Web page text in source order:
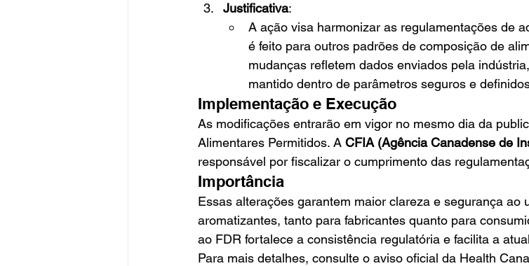
Justificativa:
A ação visa harmonizar as regulamentações de
é feito para outros padrões de composição de
mudanças refletem dados enviados pela
mantido dentro de parâmetros seguros e
Implementação e Execução
As modificações entrarão em vigor no mesmo dia da
Alimentares Permitidos. A CFIA (Agência Canadense de
responsável por fiscalizar o cumprimento das
Importância
Essas alterações garantem maior clareza e segurança ao
aromatizantes, tanto para fabricantes quanto para
ao FDR fortalece a consistência regulatória e facilita a
Para mais detalhes, consulte o aviso oficial da Health